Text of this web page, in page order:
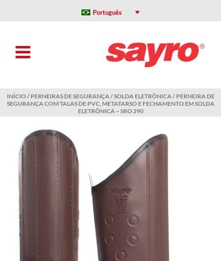
Português
INÍCIO / PERNEIRAS DE SEGURANÇA /SOLDA ELETRÔNICA / PERNEIRA DE
SEGURANÇA COM TALAS DE PVC, METATARSO E FECHAMENTO EM SOLDA
ELETRÔNICA – SRO 290